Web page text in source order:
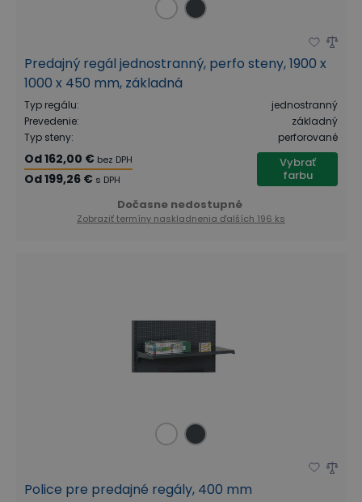
Predajný regál jednostranný, perfo steny, 1900 x
1000 x 450 mm, základná
Typ regálu:
jednostranný
Prevedenie:
základný
Typ steny: perforované
Od162,00 € bez DPH
Od199,26 € s DPH
Vybrať
farbu
Dočasne nedostupné
Zobraziť termíny naskladnenia ďalších 196 ks
Police pre predajné regály, 400 mm